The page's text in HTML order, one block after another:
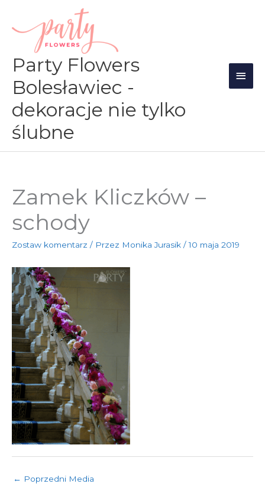
treści
Party Flowers
Bolesławiec -
dekoracje nie tylko
ślubne
Zamek Kliczków –
schody
Zostaw komentarz / Przez Monika Jurasik /10 maja 2019
← Poprzedni Media